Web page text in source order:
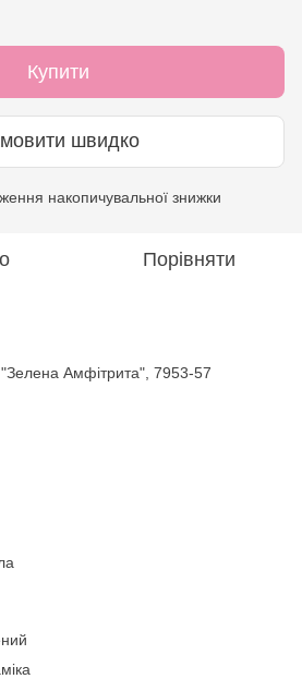
Купити
швидко
накопичувальної знижки
Порівняти
Амфітрита", 7953-57